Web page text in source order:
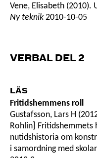
Vene, Elisabeth (2010).
Ny teknik 2010-10-05
VERBAL DEL 2
LÄS
Fritidshemmens roll
Gustafsson, Lars H
Rohlin] Fritidshemmets
nutidshistoria om
i samordning med